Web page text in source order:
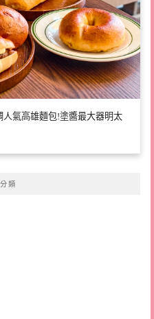
氣高雄麵包!塗醬最大器明太
類